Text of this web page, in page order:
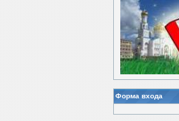
Форма входа